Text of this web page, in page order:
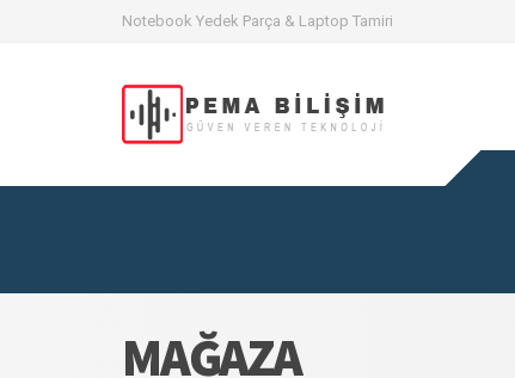
Notebook Yedek Parça & Laptop Tamiri
MAĞAZA